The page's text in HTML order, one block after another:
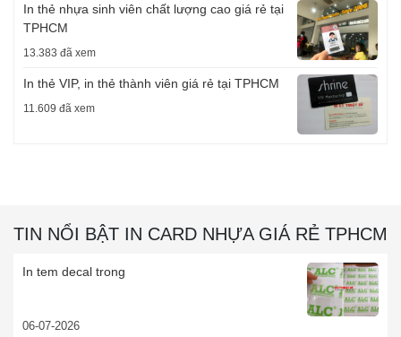
In thẻ nhựa sinh viên chất lượng cao giá rẻ tại
TPHCM
13.383 đã xem
In thẻ VIP, in thẻ thành viên giá rẻ tại TPHCM
11.609 đã xem
TIN NỔI BẬT IN CARD NHỰA GIÁ RẺ TPHCM
In tem decal trong
06-07-2026